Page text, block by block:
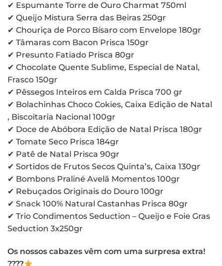
✔ Espumante Torre de Ouro Charmat 750ml
✔ Queijo Mistura Serra das Beiras 250gr
✔ Chouriça de Porco Bísaro com Envelope 180gr
✔ Tâmaras com Bacon Prisca 150gr
✔ Presunto Fatiado Prisca 80gr
✔ Chocolate Quente Sublime, Especial de Natal,
Frasco 150gr
✔ Pêssegos Inteiros em Calda Prisca 700 gr
✔ Bolachinhas Choco Cokies, Caixa Edição de Natal
, Biscoitaria Nacional 100gr
✔ Doce de Abóbora Edição de Natal Prisca 180gr
✔ Tomate Seco Prisca 184gr
✔ Patê de Natal Prisca 90gr
✔ Sortidos de Frutos Secos Quinta’s, Caixa 130gr
✔ Bombons Praliné Avelã Momentos 100gr
✔ Rebuçados Originais do Douro 100gr
✔ Snack 100% Natural Castanhas Prisca 80gr
✔ Trio Condimentos Seduction – Queijo e Foie Gras
Seduction 3x250gr
Os nossos cabazes vêm com uma surpresa extra!
????